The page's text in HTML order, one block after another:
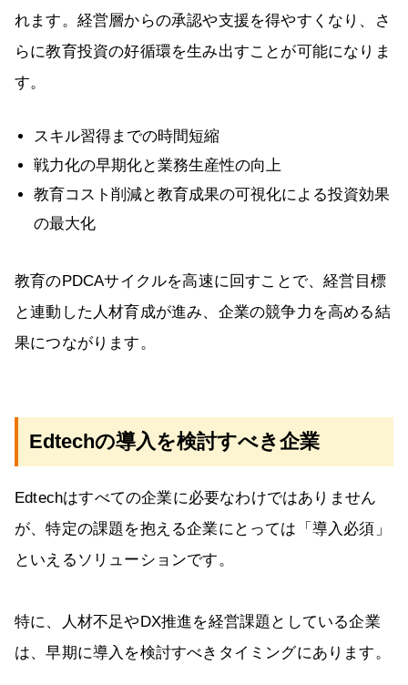
れます。経営層からの承認や支援を得やすくなり、さ
らに教育投資の好循環を生み出すことが可能になりま
す。
スキル習得までの時間短縮
戦力化の早期化と業務生産性の向上
教育コスト削減と教育成果の可視化による投資効果
の最大化
教育のPDCAサイクルを高速に回すことで、経営目標
と連動した人材育成が進み、企業の競争力を高める結
果につながります。
Edtechの導入を検討すべき企業
Edtechはすべての企業に必要なわけではありません
が、特定の課題を抱える企業にとっては「導入必須」
といえるソリューションです。
特に、人材不足やDX推進を経営課題としている企業
は、早期に導入を検討すべきタイミングにあります。